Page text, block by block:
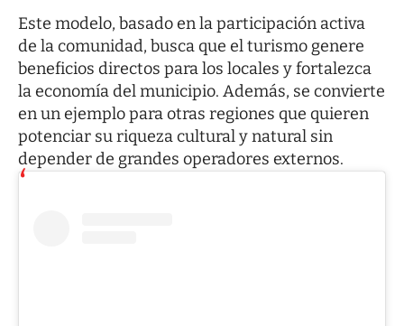
Este modelo, basado en la participación activa
de la comunidad, busca que el turismo genere
beneficios directos para los locales y fortalezca
la economía del municipio. Además, se convierte
en un ejemplo para otras regiones que quieren
potenciar su riqueza cultural y natural sin
depender de grandes operadores externos.